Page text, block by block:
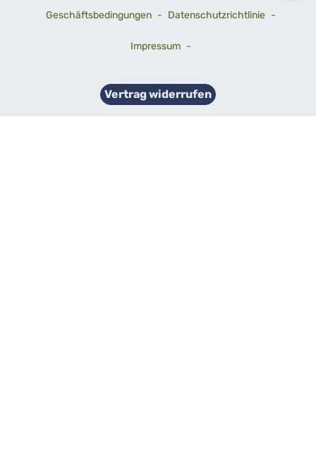
Geschäftsbedingungen - Datenschutzrichtlinie -
Impressum -
Vertrag widerrufen